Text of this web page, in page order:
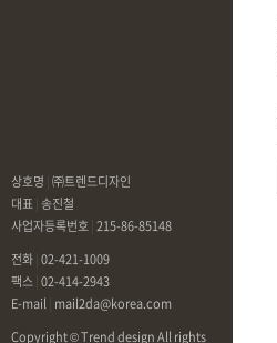
상호명 ㈜트렌드디자인
대표 송진철
사업자등록번호 215-86-85148
전화 02-421-1009
팩스 02-414-2943
E-mail mail2da@korea.com
Copyright © Trend design All rights